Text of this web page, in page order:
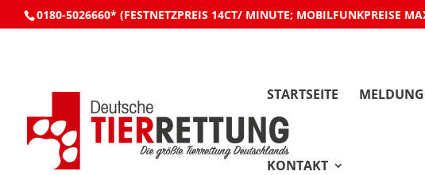
0180-5026660* (FESTNETZPREIS 14CT/ MINUTE; MOBILFUNKPREISE
STARTSEITE
KONTAKT